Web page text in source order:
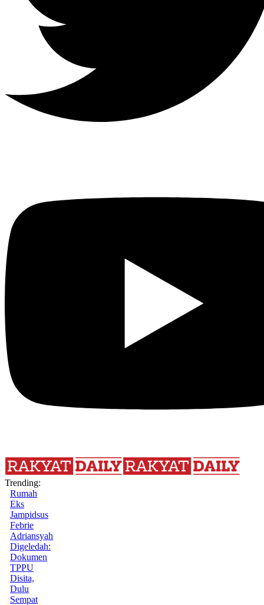
Trending:
Rumah
Eks
Jampidsus
Febrie
Adriansyah
Digeledah:
Dokumen
TPPU
Disita,
Dulu
Sempat